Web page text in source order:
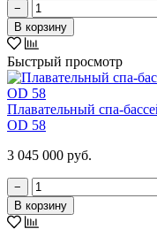
−
В корзину
Быстрый просмотр
Плавательный спа-
OD 58
3 045 000 руб.
−
В корзину